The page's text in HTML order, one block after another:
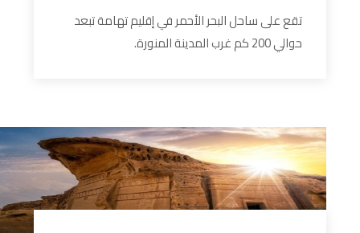
تقع على ساحل البحر الأحمر في إقليم تهامة تبعد
حوالي 200 كم غرب المدينة المنورة.